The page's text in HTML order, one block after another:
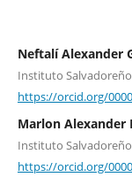
Neftalí Alexander
Instituto Salvadoreño
https://orcid.org/
Marlon Alexander
Instituto Salvadoreño
https://orcid.org/